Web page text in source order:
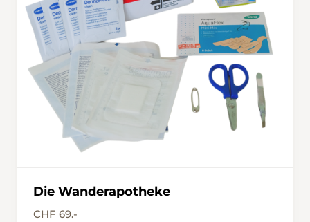
Die Wanderapotheke
CHF 69.-